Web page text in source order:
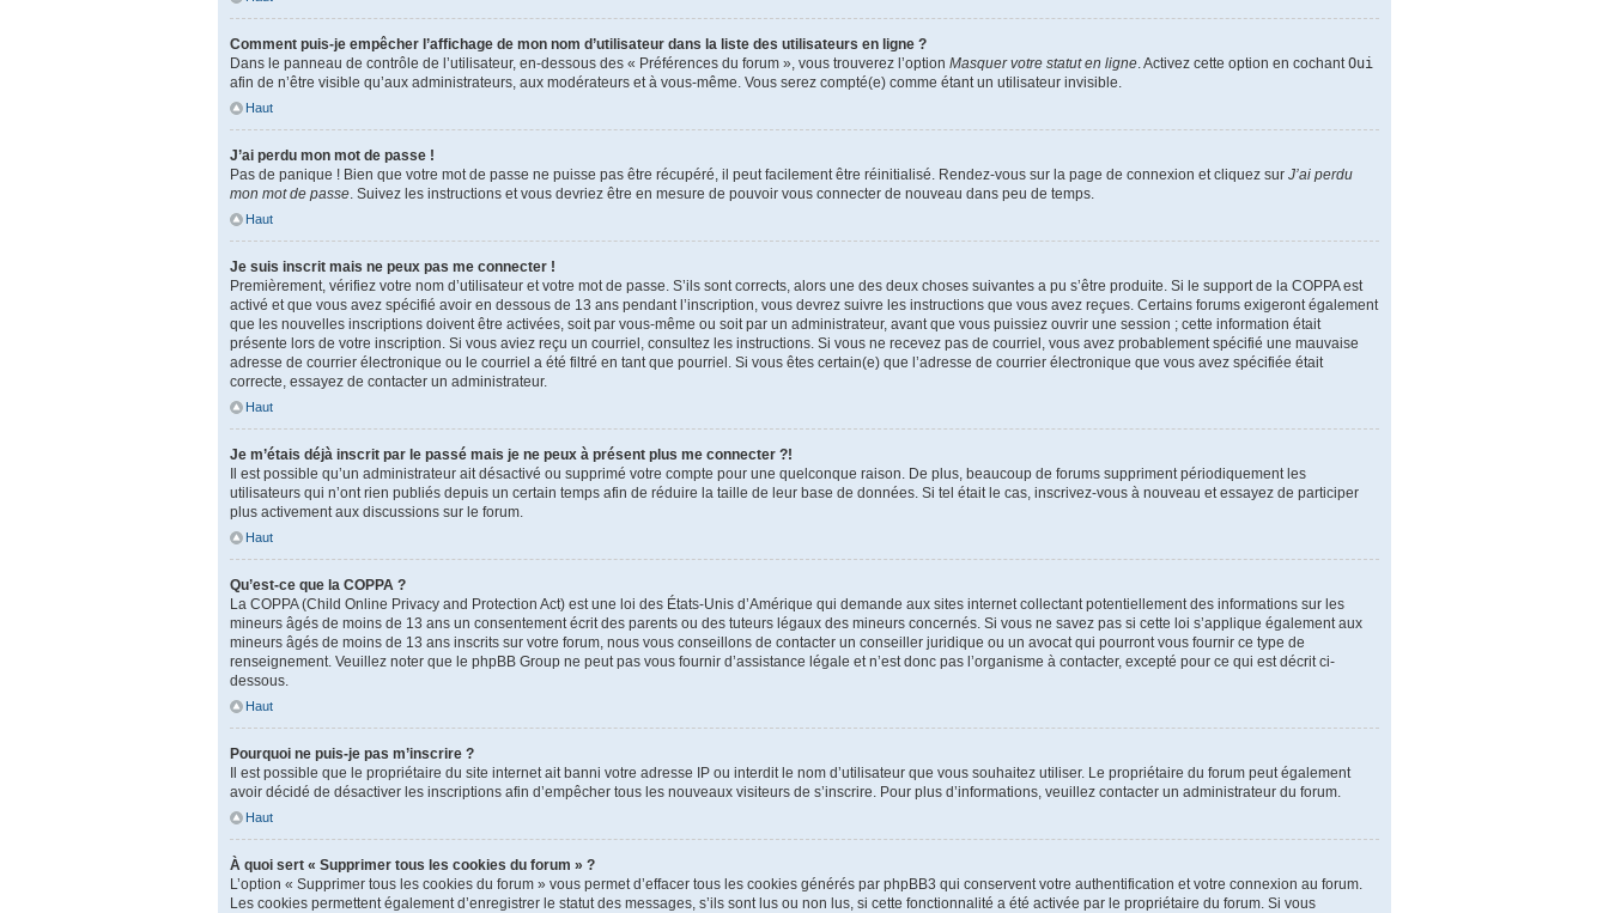
Comment puis-je empêcher l’affichage de mon nom d’utilisateur dans la liste des utilisateurs en ligne ?
Dans le panneau de contrôle de l’utilisateur, en-dessous des « Préférences du forum », vous trouverez l’option Masquer votre statut en ligne. Activez cette option en cochantOui
afin de n’être visible qu’aux administrateurs, aux modérateurs et à vous-même. Vous serez compté(e) comme étant un utilisateur invisible.
Haut
J’ai perdu mon mot de passe !
Pas de panique ! Bien que votre mot de passe ne puisse pas être récupéré, il peut facilement être réinitialisé. Rendez-vous sur la page de connexion et cliquez sur J’ai perdu
mon mot de passe. Suivez les instructions et vous devriez être en mesure de pouvoir vous connecter de nouveau dans peu de temps.
Haut
Je suis inscrit mais ne peux pas me connecter !
Premièrement, vérifiez votre nom d’utilisateur et votre mot de passe. S’ils sont corrects, alors une des deux choses suivantes a pu s’être produite. Si le support de la COPPA est
activé et que vous avez spécifié avoir en dessous de 13 ans pendant l’inscription, vous devrez suivre les instructions que vous avez reçues. Certains forums exigeront également
que les nouvelles inscriptions doivent être activées, soit par vous-même ou soit par un administrateur, avant que vous puissiez ouvrir une session ; cette information était
présente lors de votre inscription. Si vous aviez reçu un courriel, consultez les instructions. Si vous ne recevez pas de courriel, vous avez probablement spécifié une mauvaise
adresse de courrier électronique ou le courriel a été filtré en tant que pourriel. Si vous êtes certain(e) que l’adresse de courrier électronique que vous avez spécifiée était
correcte, essayez de contacter un administrateur.
Haut
Je m’étais déjà inscrit par le passé mais je ne peux à présent plus me connecter ?!
Il est possible qu’un administrateur ait désactivé ou supprimé votre compte pour une quelconque raison. De plus, beaucoup de forums suppriment périodiquement les
utilisateurs qui n’ont rien publiés depuis un certain temps afin de réduire la taille de leur base de données. Si tel était le cas, inscrivez-vous à nouveau et essayez de participer
plus activement aux discussions sur le forum.
Haut
Qu’est-ce que la COPPA ?
La COPPA (Child Online Privacy and Protection Act) est une loi des États-Unis d’Amérique qui demande aux sites internet collectant potentiellement des informations sur les
mineurs âgés de moins de 13 ans un consentement écrit des parents ou des tuteurs légaux des mineurs concernés. Si vous ne savez pas si cette loi s’applique également aux
mineurs âgés de moins de 13 ans inscrits sur votre forum, nous vous conseillons de contacter un conseiller juridique ou un avocat qui pourront vous fournir ce type de
renseignement. Veuillez noter que le phpBB Group ne peut pas vous fournir d’assistance légale et n’est donc pas l’organisme à contacter, excepté pour ce qui est décrit ci-
dessous.
Haut
Pourquoi ne puis-je pas m’inscrire ?
Il est possible que le propriétaire du site internet ait banni votre adresse IP ou interdit le nom d’utilisateur que vous souhaitez utiliser. Le propriétaire du forum peut également
avoir décidé de désactiver les inscriptions afin d’empêcher tous les nouveaux visiteurs de s’inscrire. Pour plus d’informations, veuillez contacter un administrateur du forum.
Haut
À quoi sert « Supprimer tous les cookies du forum » ?
L’option « Supprimer tous les cookies du forum » vous permet d’effacer tous les cookies générés par phpBB3 qui conservent votre authentification et votre connexion au forum.
Les cookies permettent également d’enregistrer le statut des messages, s’ils sont lus ou non lus, si cette fonctionnalité a été activée par le propriétaire du forum. Si vous